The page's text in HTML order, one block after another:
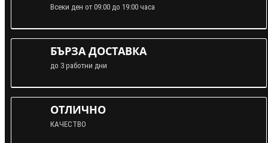
Всеки ден от 09:00 до 19:00 часа
БЪРЗА ДОСТАВКА
до 3 работни дни
ОТЛИЧНО
КАЧЕСТВО